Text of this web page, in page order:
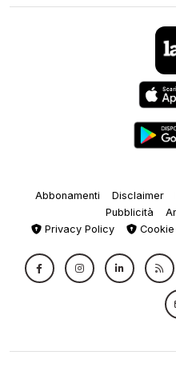
Abbonamenti Disclaimer
Pubblicità
Privacy Policy
Cookie